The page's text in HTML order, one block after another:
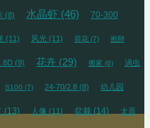
(8) 水晶虾 (46) 70-300
(11) 风光 (11) 荷花 (7) 抱卵
(9) 花卉 (29) 搬家 (6) 涡虫
S100 (7) 24-70/2.8 (8) 幼儿园
(13) 人像 (11) 盆栽 (14) 太原